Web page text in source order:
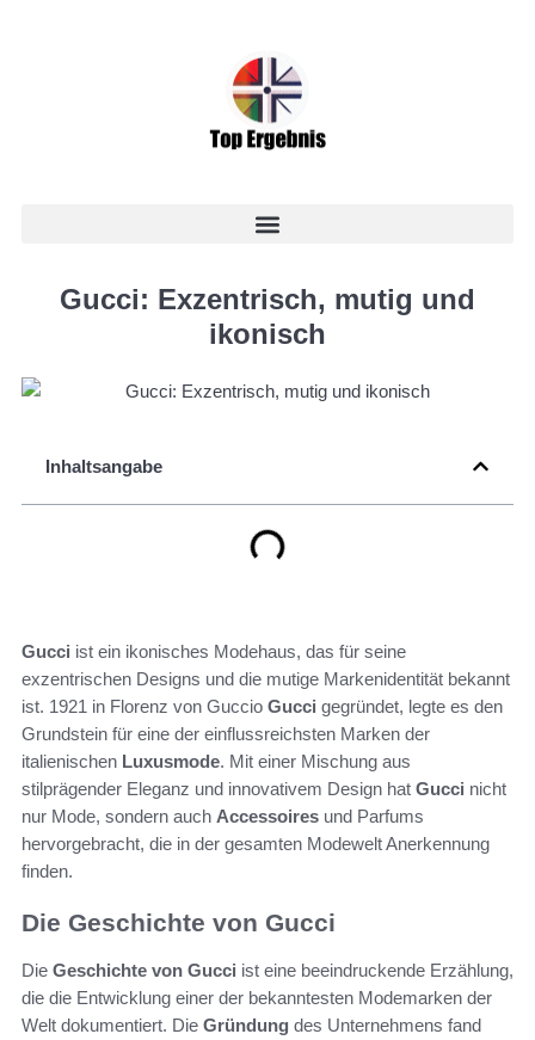
Gucci: Exzentrisch, mutig und
ikonisch
Inhaltsangabe
Gucci ist ein ikonisches Modehaus, das für seine
exzentrischen Designs und die mutige Markenidentität bekannt
ist. 1921 in Florenz von Guccio Gucci gegründet, legte es den
Grundstein für eine der einflussreichsten Marken der
italienischen Luxusmode. Mit einer Mischung aus
stilprägender Eleganz und innovativem Design hat Gucci nicht
nur Mode, sondern auch Accessoires und Parfums
hervorgebracht, die in der gesamten Modewelt Anerkennung
finden.
Die Geschichte von Gucci
Die Geschichte von Gucci ist eine beeindruckende Erzählung,
die die Entwicklung einer der bekanntesten Modemarken der
Welt dokumentiert. Die Gründung des Unternehmens fand